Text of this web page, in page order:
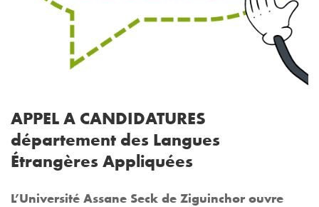
APPEL A CANDIDATURES
département des Langues
Étrangères Appliquées
L’Université Assane Seck de Ziguinchor ouvre